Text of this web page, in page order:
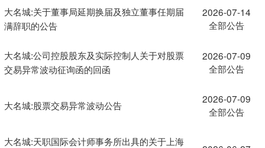
大名城:关于董事局延期换届及独立董事任期届
满辞职的公告
2026-07-14
全部公告
大名城:公司控股股东及实际控制人关于对股票
交易异常波动征询函的回函
2026-07-09
全部公告
大名城:股票交易异常波动公告
2026-07-09
全部公告
大名城:天职国际会计师事务所出具的关于上海